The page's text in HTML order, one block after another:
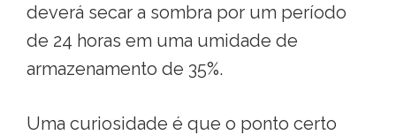
deverá secar a sombra por um período
de 24 horas em uma umidade de
armazenamento de 35%.
Uma curiosidade é que o ponto certo